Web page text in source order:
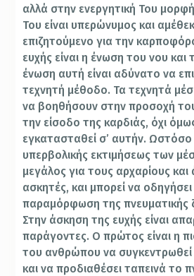
αλλά στην ενεργητική Του
Του είναι υπερώνυμος και
επιζητούμενο για την
ευχής είναι η ένωση του νου και
ένωση αυτή είναι αδύνατο να
τεχνητή μέθοδο. Τα τεχνητά
να βοηθήσουν στην προσοχή
την είσοδο της καρδιάς, όχι
εγκατασταθεί σ’ αυτήν. Ωστόσο
υπερβολικής εκτιμήσεως των
μεγάλος για τους αρχαρίους και
ασκητές, και μπορεί να
παραμόρφωση της πνευματικής
Στην άσκηση της ευχής είναι
παράγοντες. Ο πρώτος είναι η
του ανθρώπου να συγκεντρωθεί
και να προδιαθέσει ταπεινά το